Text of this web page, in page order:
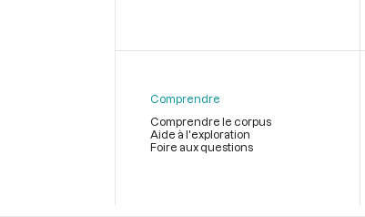
page
Comprendre
Comprendre le corpus
Aide à l'exploration
Foire aux questions